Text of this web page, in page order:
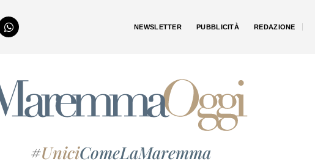
NEWSLETTER PUBBLICITÀ REDAZIONE
#UniciComeLaMaremma